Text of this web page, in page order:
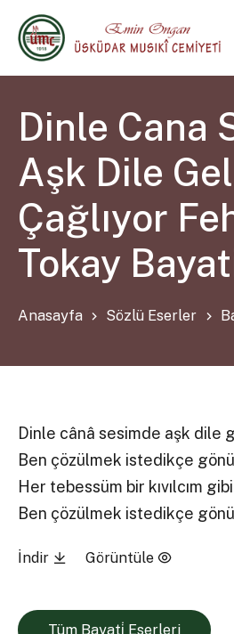
Dinle Cana
Aşk Dile
Çağlıyor
Tokay
Anasayfa Sözlü Eserler
Dinle cânâ sesimde aşk dile
Ben çözülmek istedikçe
Her tebessüm bir kıvılcım
Ben çözülmek istedikçe
İndir Görüntüle
Tüm Bayati̇ Eserleri